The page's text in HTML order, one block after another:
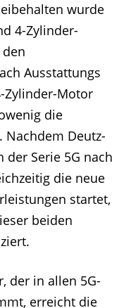
wurde
4-Zylinder-
Ausstattungs
Zylinder-Motor
die
Nachdem Deutz-
der Serie 5G nach
die neue
startet,
beiden
der in allen 5G-
erreicht die